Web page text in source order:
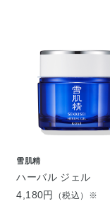
雪肌精
ハーバル ジェル
4,180円
（税込）※